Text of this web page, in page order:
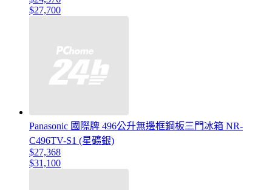
$27,700
Panasonic 國際牌 496公升無邊框鋼板三門冰箱 NR-
C496TV-S1 (星礦銀)
$27,368
$31,100